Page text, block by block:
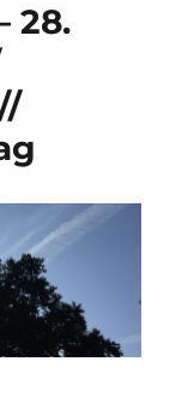
28.